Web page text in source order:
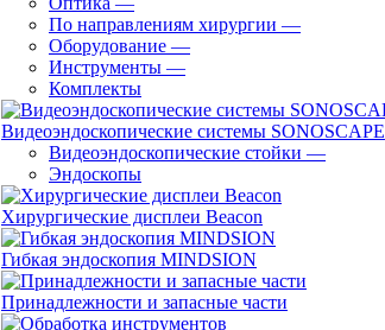
По направлениям хирургии —
Оборудование —
Инструменты —
Комплекты
Видеоэндоскопические системы SONOSCAPE
Видеоэндоскопические стойки —
Эндоскопы
Хирургические дисплеи Beacon
Гибкая эндоскопия MINDSION
Принадлежности и запасные части